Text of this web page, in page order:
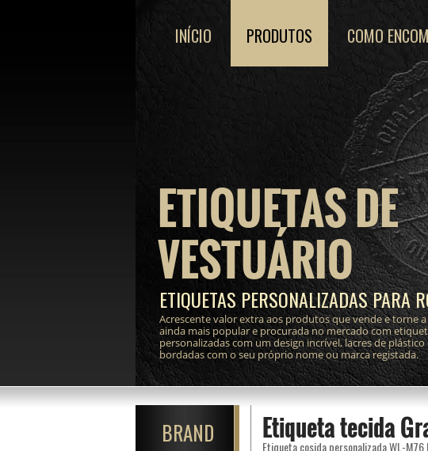
ETIQUETAS DE
VESTUÁRIO
ETIQUETAS PERSONALIZADAS PARA
Acrescente valor extra aos produtos que vende e torne
ainda mais popular e procurada no mercado com
personalizadas com um design incrível, lacres de
bordadas com o seu próprio nome ou marca registada.
INÍCIO PRODUTOS COMO
BRAND Etiqueta tecida